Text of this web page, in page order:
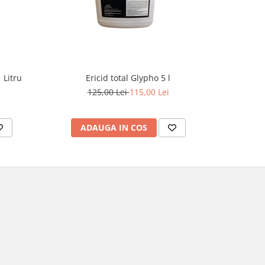
Litru
Ericid total Glypho 5 l
125,00 Lei115,00 Lei
ADAUGA IN COS